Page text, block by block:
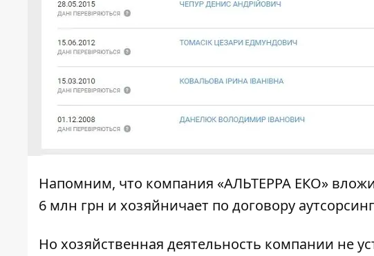
Напомним, что компания «АЛЬТЕРРА ЕКО»
6 млн грн и хозяйничает по договору
Но хозяйственная деятельность компании не